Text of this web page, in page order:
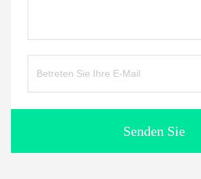
Senden Sie